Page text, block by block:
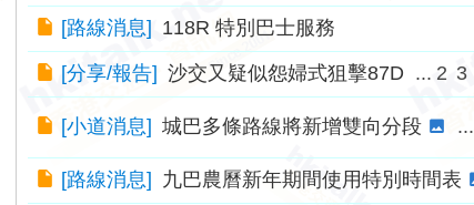
[路線消息] 118R 特別巴士服務
[分享/報告] 沙交又疑似怨婦式狙擊87D ... 2 3
[小道消息] 城巴多條路線將新增雙向分段 ...
[路線消息] 九巴農曆新年期間使用特別時間表